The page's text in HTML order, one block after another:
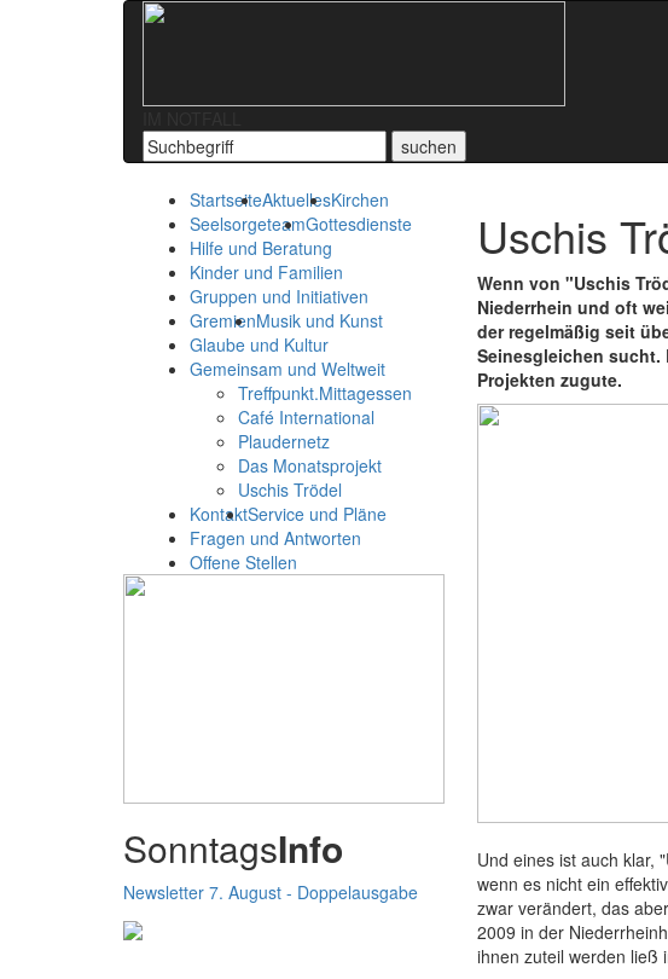
StartseiteAktuellesKirchen
SeelsorgeteamGottesdienste
Hilfe und Beratung
Kinder und Familien
Gruppen und Initiativen
GremienMusik und Kunst
Glaube und Kultur
Gemeinsam und Weltweit
Treffpunkt.Mittagessen
Café International
Plaudernetz
Das Monatsprojekt
Uschis Trödel
KontaktService und Pläne
Fragen und Antworten
Offene Stellen
SonntagsInfo
Newsletter 7. August - Doppelausgabe
Uschis
Wenn von "Uschis
Niederrhein und oft
der regelmäßig seit
Seinesgleichen sucht.
Projekten zugute.
Und eines ist auch klar,
wenn es nicht ein
zwar verändert, das
2009 in der
ihnen zuteil werden ließ